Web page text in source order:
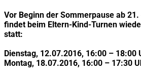
Vor Beginn der Sommerpause ab
findet beim Eltern-Kind-Turnen
statt:
Dienstag, 12.07.2016, 16:00 – 18:00
Montag, 18.07.2016, 16:00 – 17:30